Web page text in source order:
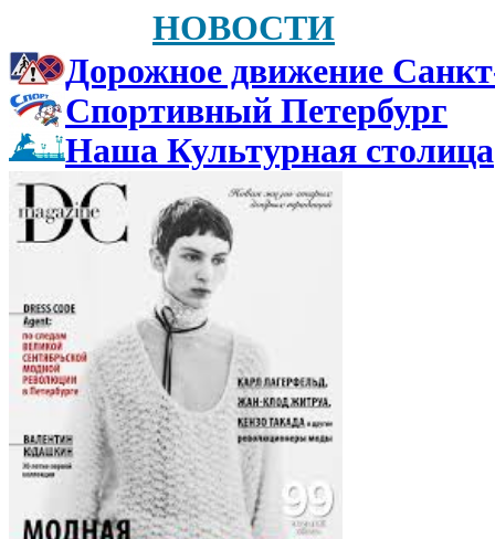
НОВОСТИ
Дорожное движение
Спортивный Петербург
Наша Культурная столица